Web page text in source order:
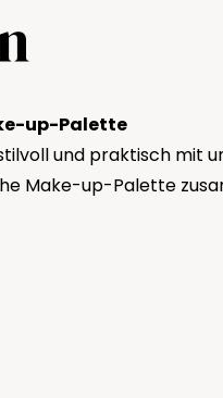
up-Palette
und praktisch
Make-up-Palette